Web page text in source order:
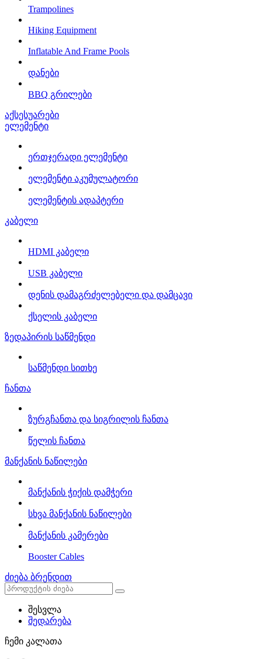
Trampolines
Hiking Equipment
Inflatable And Frame Pools
დანები
BBQ გრილები
აქსესუარები
ელემენტი
ერთჯერადი ელემენტი
ელემენტი აკუმულატორი
ელემენტის ადაპტერი
კაბელი
HDMI კაბელი
USB კაბელი
დენის დამაგრძელებელი და დამცავი
ქსელის კაბელი
ზედაპირის საწმენდი
საწმენდი სითხე
ჩანთა
ზურგჩანთა და სიგრილის ჩანთა
წელის ჩანთა
მანქანის ნაწილები
მანქანის ჭიქის დამჭერი
სხვა მანქანის ნაწილები
მანქანის კამერები
Booster Cables
ძიება ბრენდით
შესვლა
შედარება
ჩემი კალათა